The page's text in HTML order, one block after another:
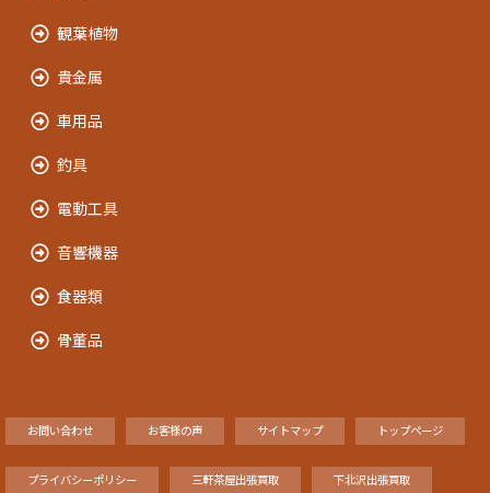
観葉植物
貴金属
車用品
釣具
電動工具
音響機器
食器類
骨董品
お問い合わせ お客様の声 サイトマップ トップページ
プライバシーポリシー 三軒茶屋出張買取 下北沢出張買取